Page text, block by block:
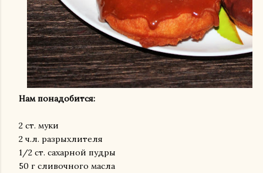
Нам понадобится:
2 ст. муки
2 ч.л. разрыхлителя
1/2 ст. сахарной пудры
50 г сливочного масла